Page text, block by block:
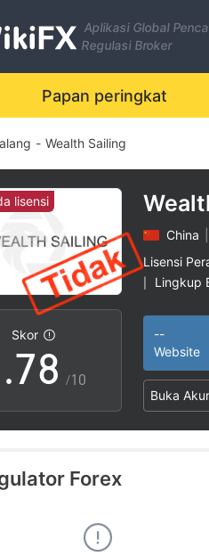
Aplikasi Global
Regulasi Broker
Papan peringkat
- Wealth Sailing
lisensi
Skor
.
1
2
3
4
5
6
7
8
9
2
3
4
5
6
7
8
9
/10
China
Lisensi
Lingkup
--
Website
Buka
Forex